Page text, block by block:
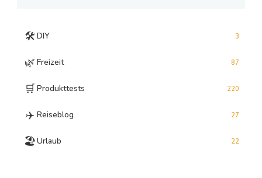
🛠️ DIY 3
🌿 Freizeit 87
🛒 Produkttests 220
✈️ Reiseblog 27
🏖️Urlaub 22